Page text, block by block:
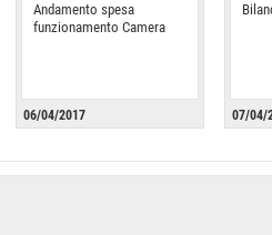
Andamento spesa
funzionamento Camera
06/04/2017 07/04/